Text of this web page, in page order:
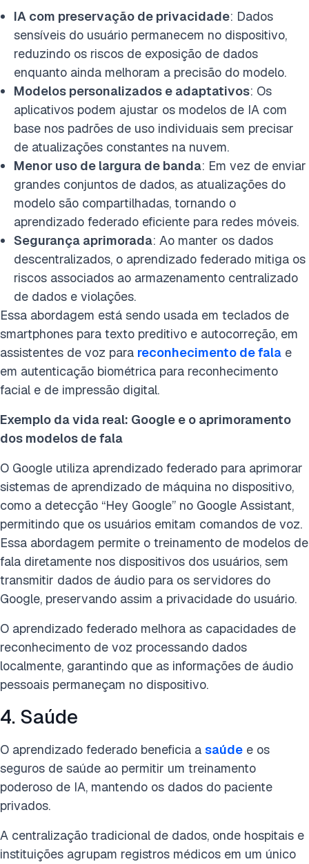
IA com preservação de privacidade: Dados
sensíveis do usuário permanecem no dispositivo,
reduzindo os riscos de exposição de dados
enquanto ainda melhoram a precisão do modelo.
Modelos personalizados e adaptativos: Os
aplicativos podem ajustar os modelos de IA com
base nos padrões de uso individuais sem precisar
de atualizações constantes na nuvem.
Menor uso de largura de banda: Em vez de enviar
grandes conjuntos de dados, as atualizações do
modelo são compartilhadas, tornando o
aprendizado federado eficiente para redes móveis.
Segurança aprimorada: Ao manter os dados
descentralizados, o aprendizado federado mitiga os
riscos associados ao armazenamento centralizado
de dados e violações.
Essa abordagem está sendo usada em teclados de
smartphones para texto preditivo e autocorreção, em
assistentes de voz para reconhecimento de fala e
em autenticação biométrica para reconhecimento
facial e de impressão digital.
Exemplo da vida real: Google e o aprimoramento
dos modelos de fala
O Google utiliza aprendizado federado para aprimorar
sistemas de aprendizado de máquina no dispositivo,
como a detecção “Hey Google” no Google Assistant,
permitindo que os usuários emitam comandos de voz.
Essa abordagem permite o treinamento de modelos de
fala diretamente nos dispositivos dos usuários, sem
transmitir dados de áudio para os servidores do
Google, preservando assim a privacidade do usuário.
O aprendizado federado melhora as capacidades de
reconhecimento de voz processando dados
localmente, garantindo que as informações de áudio
pessoais permaneçam no dispositivo.
4. Saúde
O aprendizado federado beneficia a saúde e os
seguros de saúde ao permitir um treinamento
poderoso de IA, mantendo os dados do paciente
privados.
A centralização tradicional de dados, onde hospitais e
instituições agrupam registros médicos em um único